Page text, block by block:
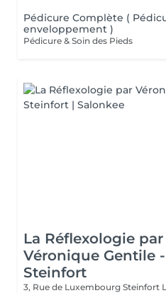
Pédicure Complète (
enveloppement )
Pédicure & Soin des Pieds
La Réflexologie par
Véronique Gentile -
Steinfort
3, Rue de Luxembourg Steinfort